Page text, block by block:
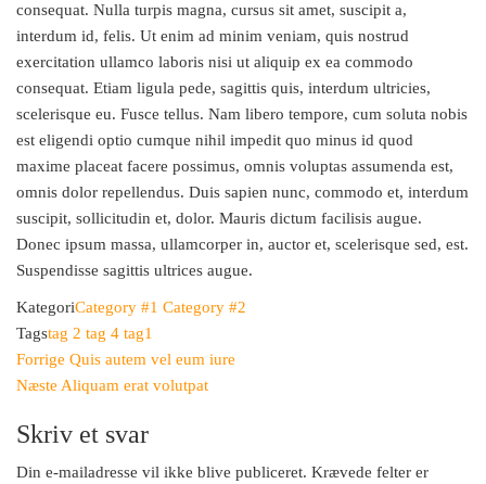
consequat. Nulla turpis magna, cursus sit amet, suscipit a,
interdum id, felis. Ut enim ad minim veniam, quis nostrud
exercitation ullamco laboris nisi ut aliquip ex ea commodo
consequat. Etiam ligula pede, sagittis quis, interdum ultricies,
scelerisque eu. Fusce tellus. Nam libero tempore, cum soluta nobis
est eligendi optio cumque nihil impedit quo minus id quod
maxime placeat facere possimus, omnis voluptas assumenda est,
omnis dolor repellendus. Duis sapien nunc, commodo et, interdum
suscipit, sollicitudin et, dolor. Mauris dictum facilisis augue.
Donec ipsum massa, ullamcorper in, auctor et, scelerisque sed, est.
Suspendisse sagittis ultrices augue.
KategoriCategory #1 Category #2
Tagstag 2 tag 4 tag1
Indlægsnavigation
Forrige
indlæg
Forrige Quis autem vel eum iure
Næste
Næste Aliquam erat volutpat
Skriv et svar
Din e-mailadresse vil ikke blive publiceret. Krævede felter er